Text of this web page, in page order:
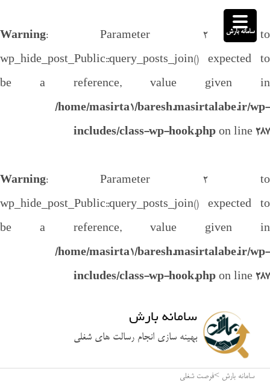
Warning: Parameter 2 to
wp_hide_post_Public::query_posts_join() expected to
be a reference, value given in
/home/masirta1/baresh.masirtalabe.ir/wp-
includes/class-wp-hook.php on line 287
Warning: Parameter 2 to
wp_hide_post_Public::query_posts_join() expected to
be a reference, value given in
/home/masirta1/baresh.masirtalabe.ir/wp-
includes/class-wp-hook.php on line 287
سامانه بارش
بهینه سازی انجام رسالت های شغلی
سامانه بارش >فرصت شغلی
سامانه بارش